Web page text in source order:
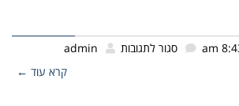
סגור לתגובות
admin
קרא עוד ←